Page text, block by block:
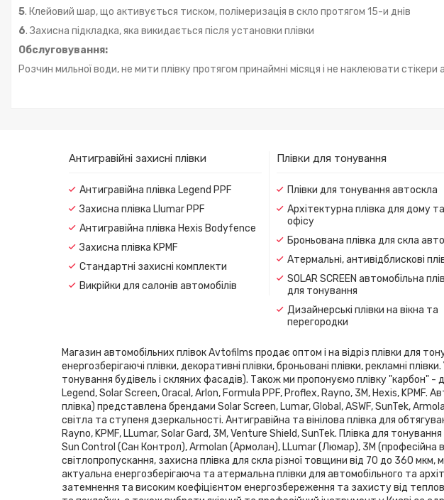
5. Клейовий шар, що активується тиском, полімеризація в скло протягом 15-и днів
6. Захисна підкладка, яка викидається після установки плівки
Обслуговування:
Розчин мильної води, не мити плівку протягом принаймні місяця і не наклеювати стікери
Антигравійні захисні плівки
Антигравійна плівка Legend PPF
Захисна плівка Llumar PPF
Антигравійна плівка Hexis Bodyfence
Захисна плівка KPMF
Стандартні захисні комплекти
Викрійки для салонів автомобілів
Плівки для тонування
Плівки для тонування автоскла
Архітектурна плівка для дому та
офісу
Броньована плівка для скла авто
Атермальні, антивідблискові
SOLAR SCREEN автомобільна
для тонування
Дизайнерські плівки на вікна та
перегородки
Магазин автомобільних плівок Avtofilms продає оптом і на відріз плівки для
енергозберігаючі плівки, декоративні плівки, броньовані плівки, рекламні
тонування будівель і скляних фасадів). Також ми пропонуємо плівку "карбон" -
Legend, Solar Screen, Oracal, Arlon, Formula PPF, Proflex, Rayno, 3М, Hexis,
плівка) представлена ​​брендами Solar Screen, Lumar, Global, ASWF, SunTek,
світла та ступеня дзеркальності. Антигравійна та вінілова плівка для
Rayno, KPMF, LLumar, Solar Gard, 3M, Venture Shield, SunTek. Плівка для
Sun Control (Сан Контрол), Armolan (Армолан), LLumar (Люмар), 3М (професійна
світлопропускання, захисна плівка для скла різної товщини від 70 до 360 мкм,
актуальна енергозберігаюча та атермальна плівки для автомобільного та
затемнення та високим коефіцієнтом енергозбереження та захисту від